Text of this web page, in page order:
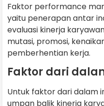
Faktor performance
yaitu penerapan antar
evaluasi kinerja
mutasi, promosi,
pemberhentian kerja.
Faktor dari
Untuk faktor dari dalam
umpan balik kinerja